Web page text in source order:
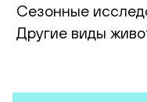
Сезонные
Другие виды